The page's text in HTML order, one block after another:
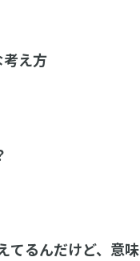
え方
てるんだけど、意味